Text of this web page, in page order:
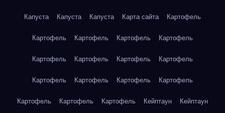
Капуста Капуста Капуста Карта сайта Картофель
Картофель Картофель Картофель Картофель
Картофель Картофель Картофель Картофель
Картофель Картофель Картофель Картофель
Картофель Картофель Картофель Кейптаун Кейптаун